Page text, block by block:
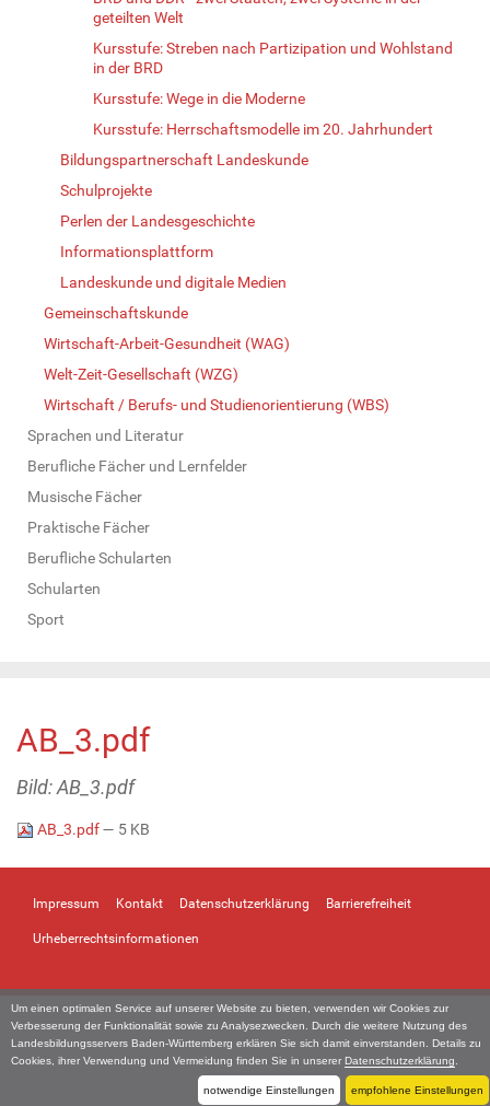
Um einen optimalen Service auf unserer Website zu bieten, verwenden wir Cookies zur
Verbesserung der Funktionalität sowie zu Analysezwecken. Durch die weitere Nutzung des
Landesbildungsservers Baden-Württemberg erklären Sie sich damit einverstanden. Details zu
Cookies, ihrer Verwendung und Vermeidung finden Sie in unserer Datenschutzerklärung
notwendige Einstellungen empfohlene Einstellungen
geteilten Welt
Kursstufe: Streben nach Partizipation und Wohlstand
in der BRD
Kursstufe: Wege in die Moderne
Kursstufe: Herrschaftsmodelle im 20. Jahrhundert
Bildungspartnerschaft Landeskunde
Schulprojekte
Perlen der Landesgeschichte
Informationsplattform
Landeskunde und digitale Medien
Gemeinschaftskunde
Wirtschaft-Arbeit-Gesundheit (WAG)
Welt-Zeit-Gesellschaft (WZG)
Wirtschaft / Berufs- und Studienorientierung (WBS)
Sprachen und Literatur
Berufliche Fächer und Lernfelder
Musische Fächer
Praktische Fächer
Berufliche Schularten
Schularten
Sport
AB_3.pdf
Bild: AB_3.pdf
AB_3.pdf— 5 KB
Impressum Kontakt Datenschutzerklärung Barrierefreiheit
Urheberrechtsinformationen